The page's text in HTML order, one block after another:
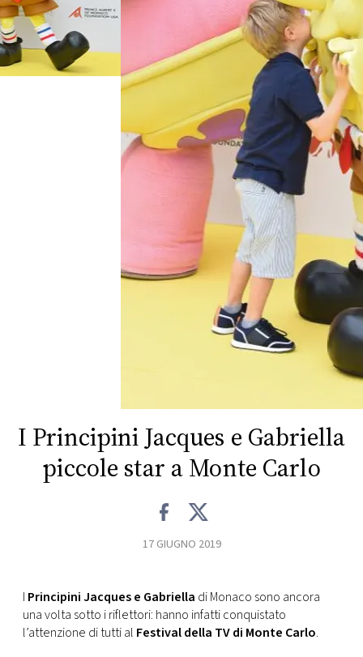
FOTO
CONCORSI
I Principini Jacques e Gabriella
piccole star a Monte Carlo
17 GIUGNO 2019
I Principini Jacques e Gabriella di Monaco sono ancora
una volta sotto i riflettori: hanno infatti conquistato
l’attenzione di tutti al Festival della TV di Monte Carlo.